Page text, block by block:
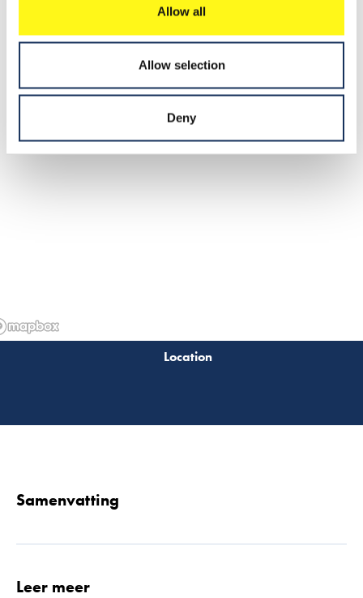
Allow all
Allow selection
Deny
Dit persbericht is tevens opgenomen op onze website
www.boskalis.com.
Download dit persbericht
Samenvatting
Leer meer